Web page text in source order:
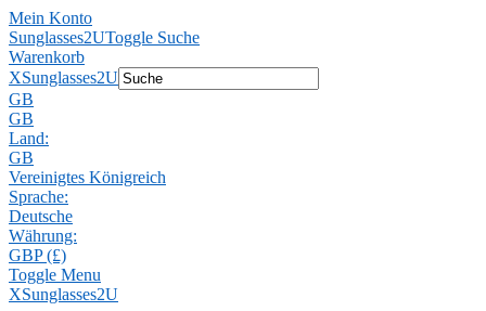
Mein Konto
Sunglasses2UToggle Suche
Warenkorb
XSunglasses2U
GB
GB
Land:
GB
Vereinigtes Königreich
Sprache:
Deutsche
Währung:
GBP (£)
Toggle Menu
XSunglasses2U